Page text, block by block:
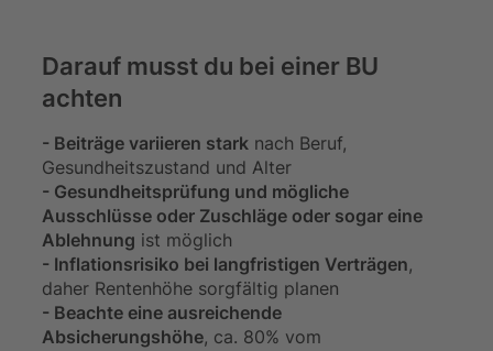
Darauf musst du bei einer BU
achten
- Beiträge variieren stark nach Beruf,
Gesundheitszustand und Alter
- Gesundheitsprüfung und mögliche
Ausschlüsse oder Zuschläge oder sogar eine
Ablehnung ist möglich
- Inflationsrisiko bei langfristigen Verträgen,
daher Rentenhöhe sorgfältig planen
- Beachte eine ausreichende
Absicherungshöhe, ca. 80% vom